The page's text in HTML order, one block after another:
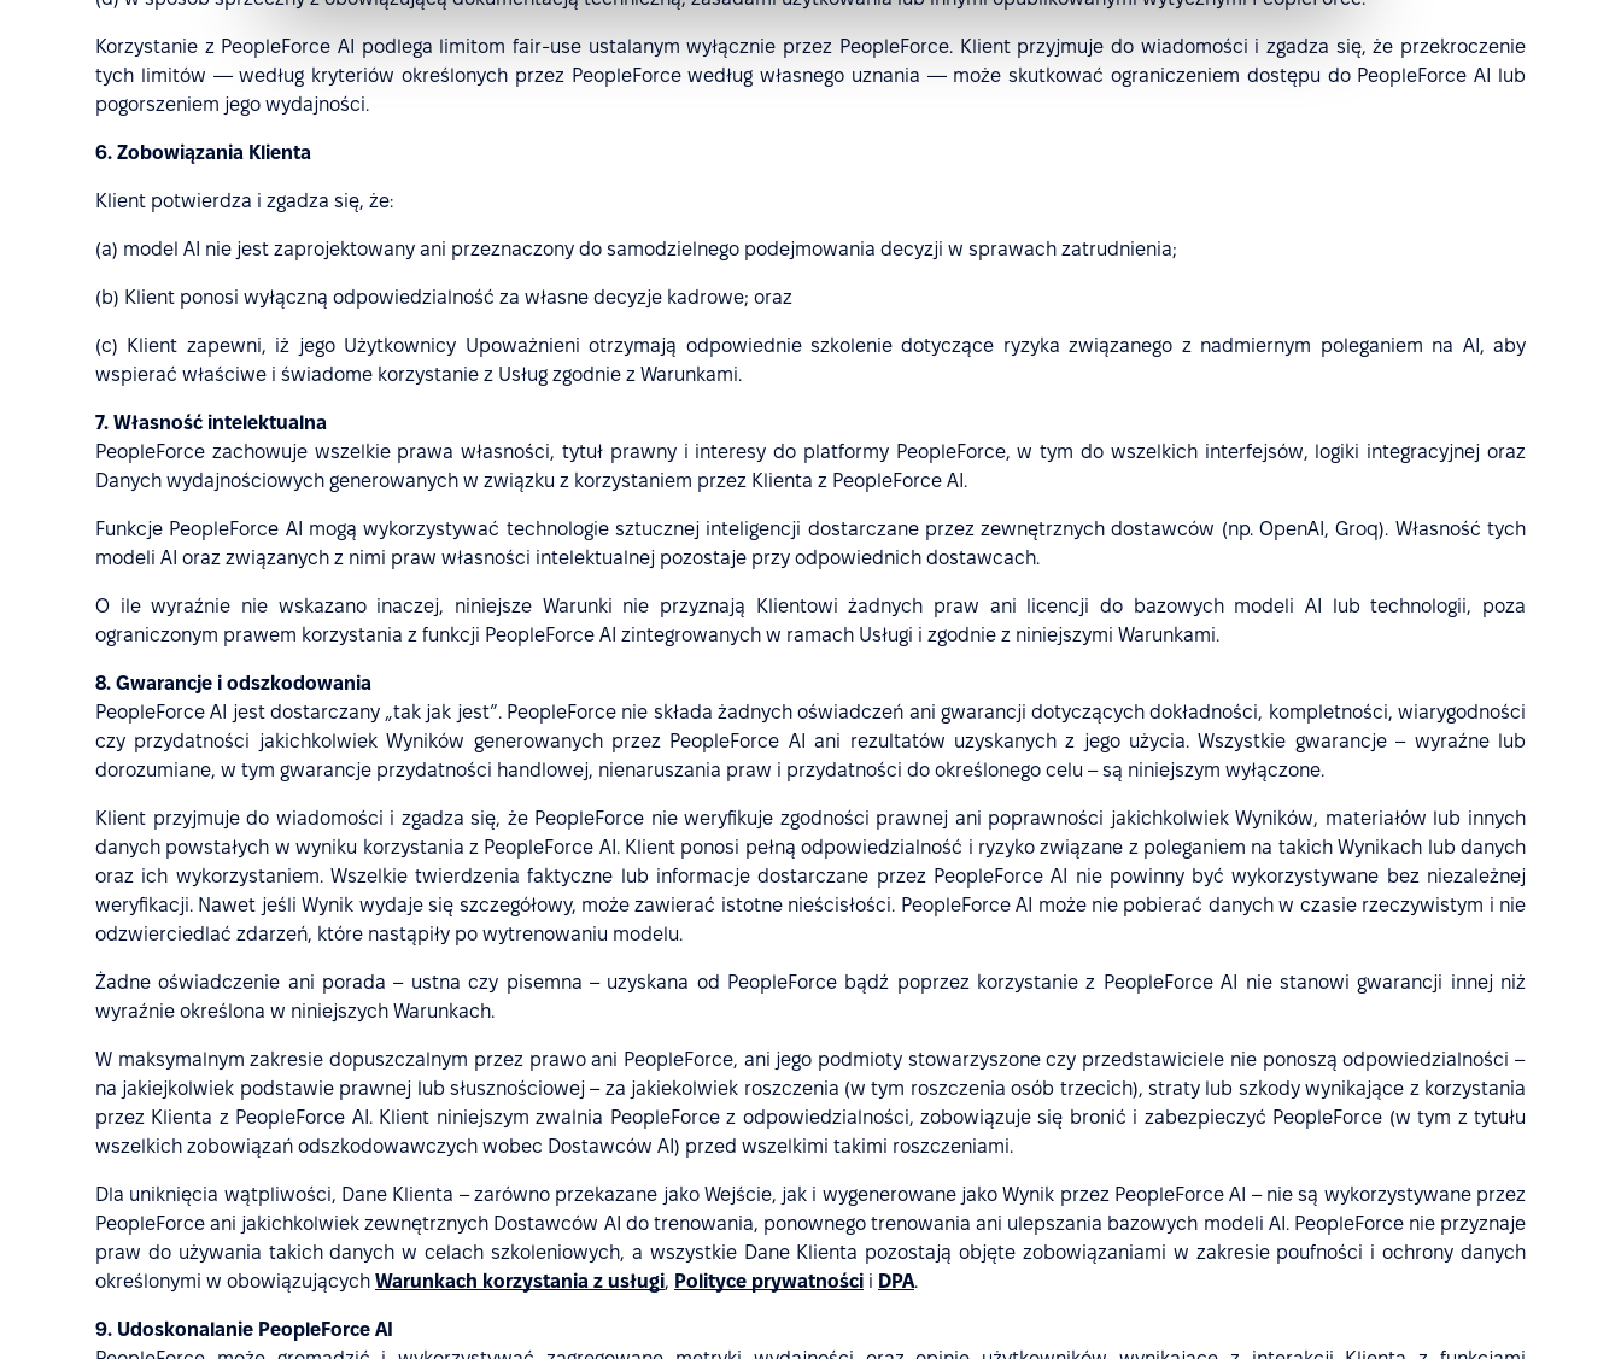
Korzystanie z PeopleForce AI podlega limitom fair-use ustalanym wyłącznie przez PeopleForce. Klient przyjmuje do wiadomości i zgadza się, że przekroczenie
tych limitów — według kryteriów określonych przez PeopleForce według własnego uznania — może skutkować ograniczeniem dostępu do PeopleForce AI lub
pogorszeniem jego wydajności.
6. Zobowiązania Klienta
Klient potwierdza i zgadza się, że:
(a) model AI nie jest zaprojektowany ani przeznaczony do samodzielnego podejmowania decyzji w sprawach zatrudnienia;
(b) Klient ponosi wyłączną odpowiedzialność za własne decyzje kadrowe; oraz
(c) Klient zapewni, iż jego Użytkownicy Upoważnieni otrzymają odpowiednie szkolenie dotyczące ryzyka związanego z nadmiernym poleganiem na AI, aby
wspierać właściwe i świadome korzystanie z Usług zgodnie z Warunkami.
7. Własność intelektualna
PeopleForce zachowuje wszelkie prawa własności, tytuł prawny i interesy do platformy PeopleForce, w tym do wszelkich interfejsów, logiki integracyjnej oraz
Danych wydajnościowych generowanych w związku z korzystaniem przez Klienta z PeopleForce AI.
Funkcje PeopleForce AI mogą wykorzystywać technologie sztucznej inteligencji dostarczane przez zewnętrznych dostawców (np. OpenAI, Groq). Własność tych
modeli AI oraz związanych z nimi praw własności intelektualnej pozostaje przy odpowiednich dostawcach.
O ile wyraźnie nie wskazano inaczej, niniejsze Warunki nie przyznają Klientowi żadnych praw ani licencji do bazowych modeli AI lub technologii, poza
ograniczonym prawem korzystania z funkcji PeopleForce AI zintegrowanych w ramach Usługi i zgodnie z niniejszymi Warunkami.
8. Gwarancje i odszkodowania
PeopleForce AI jest dostarczany „tak jak jest”. PeopleForce nie składa żadnych oświadczeń ani gwarancji dotyczących dokładności, kompletności, wiarygodności
czy przydatności jakichkolwiek Wyników generowanych przez PeopleForce AI ani rezultatów uzyskanych z jego użycia. Wszystkie gwarancje – wyraźne lub
dorozumiane, w tym gwarancje przydatności handlowej, nienaruszania praw i przydatności do określonego celu – są niniejszym wyłączone.
Klient przyjmuje do wiadomości i zgadza się, że PeopleForce nie weryfikuje zgodności prawnej ani poprawności jakichkolwiek Wyników, materiałów lub innych
danych powstałych w wyniku korzystania z PeopleForce AI. Klient ponosi pełną odpowiedzialność i ryzyko związane z poleganiem na takich Wynikach lub danych
oraz ich wykorzystaniem. Wszelkie twierdzenia faktyczne lub informacje dostarczane przez PeopleForce AI nie powinny być wykorzystywane bez niezależnej
weryfikacji. Nawet jeśli Wynik wydaje się szczegółowy, może zawierać istotne nieścisłości. PeopleForce AI może nie pobierać danych w czasie rzeczywistym i nie
odzwierciedlać zdarzeń, które nastąpiły po wytrenowaniu modelu.
Żadne oświadczenie ani porada – ustna czy pisemna – uzyskana od PeopleForce bądź poprzez korzystanie z PeopleForce AI nie stanowi gwarancji innej niż
wyraźnie określona w niniejszych Warunkach.
W maksymalnym zakresie dopuszczalnym przez prawo ani PeopleForce, ani jego podmioty stowarzyszone czy przedstawiciele nie ponoszą odpowiedzialności –
na jakiejkolwiek podstawie prawnej lub słusznościowej – za jakiekolwiek roszczenia (w tym roszczenia osób trzecich), straty lub szkody wynikające z korzystania
przez Klienta z PeopleForce AI. Klient niniejszym zwalnia PeopleForce z odpowiedzialności, zobowiązuje się bronić i zabezpieczyć PeopleForce (w tym z tytułu
wszelkich zobowiązań odszkodowawczych wobec Dostawców AI) przed wszelkimi takimi roszczeniami.
Dla uniknięcia wątpliwości, Dane Klienta – zarówno przekazane jako Wejście, jak i wygenerowane jako Wynik przez PeopleForce AI – nie są wykorzystywane przez
PeopleForce ani jakichkolwiek zewnętrznych Dostawców AI do trenowania, ponownego trenowania ani ulepszania bazowych modeli AI. PeopleForce nie przyznaje
praw do używania takich danych w celach szkoleniowych, a wszystkie Dane Klienta pozostają objęte zobowiązaniami w zakresie poufności i ochrony danych
określonymi w obowiązujących Warunkach korzystania z usługi, Polityce prywatności i DPA.
9. Udoskonalanie PeopleForce AI